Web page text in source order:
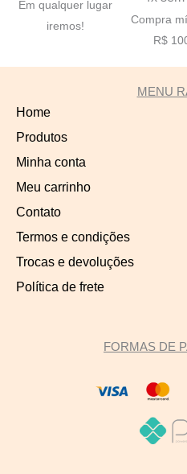
Em qualquer lugar
iremos!
Compra
R$
MENU
Home
Produtos
Minha conta
Meu carrinho
Contato
Termos e condições
Trocas e devoluções
Política de frete
FORMAS DE